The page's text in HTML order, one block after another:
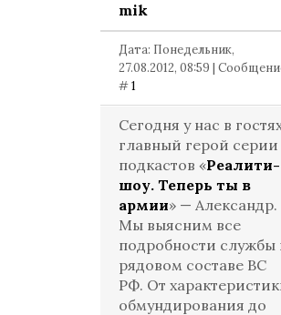
mik
Дата: Понедельник,
27.08.2012, 08:59 |
#1
Сегодня у нас в
главный герой серии
подкастов «Реалити-
шоу. Теперь ты в
армии» — Александр.
Мы выясним все
подробности службы
рядовом составе ВС
РФ. От
обмундирования до